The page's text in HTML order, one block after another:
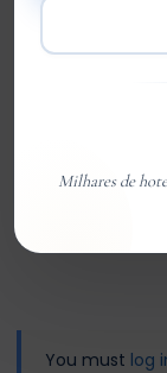
You must log
Milhares de